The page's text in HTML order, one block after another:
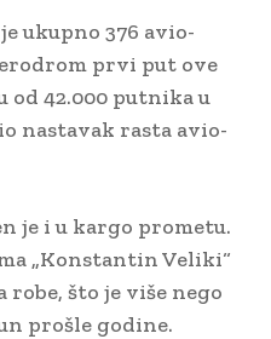
ukupno 376 avio-
prvi put ove
od 42.000 putnika u
nastavak rasta avio-
je i u kargo prometu.
„Konstantin Veliki“
što je više nego
prošle godine.